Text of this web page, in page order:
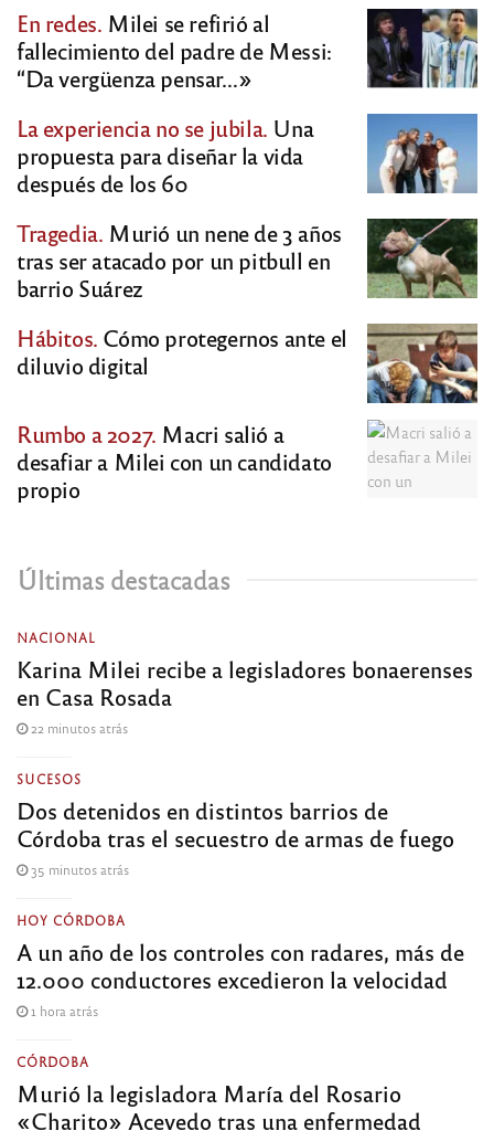
En redes. Milei se refirió al
fallecimiento del padre de Messi:
“Da vergüenza pensar…»
La experiencia no se jubila. Una
propuesta para diseñar la vida
después de los 60
Tragedia. Murió un nene de 3 años
tras ser atacado por un pitbull en
barrio Suárez
Hábitos. Cómo protegernos ante el
diluvio digital
Rumbo a 2027. Macri salió a
desafiar a Milei con un candidato
propio
Últimas destacadas
NACIONAL
Karina Milei recibe a legisladores bonaerenses
en Casa Rosada
22 minutos atrás
SUCESOS
Dos detenidos en distintos barrios de
Córdoba tras el secuestro de armas de fuego
35 minutos atrás
HOY CÓRDOBA
A un año de los controles con radares, más de
12.000 conductores excedieron la velocidad
1 hora atrás
CÓRDOBA
Murió la legisladora María del Rosario
«Charito» Acevedo tras una enfermedad